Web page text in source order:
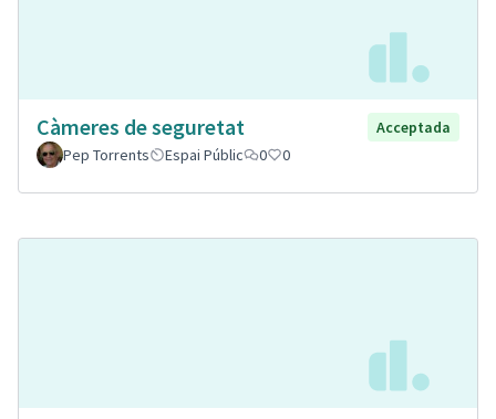
Càmeres de seguretat
Acceptada
Pep Torrents
Espai Públic 0 0